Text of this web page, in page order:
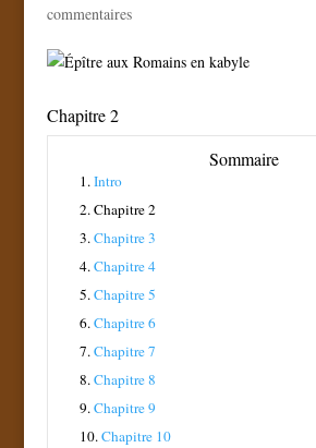
commentaires
Chapitre 2
Sommaire
1.Intro
2.Chapitre 2
3.Chapitre 3
4.Chapitre 4
5.Chapitre 5
6.Chapitre 6
7.Chapitre 7
8.Chapitre 8
9.Chapitre 9
10.Chapitre 10